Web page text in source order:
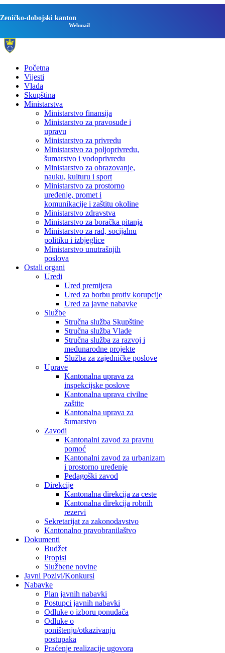
Zeničko-dobojski kanton
Webmail
Početna
Vijesti
Vlada
Skupština
Ministarstva
Ministarstvo finansija
Ministarstvo za pravosuđe i
upravu
Ministarstvo za privredu
Ministarstvo za poljoprivredu,
šumarstvo i vodoprivredu
Ministarstvo za obrazovanje,
nauku, kulturu i sport
Ministarstvo za prostorno
uređenje, promet i
komunikacije i zaštitu okoline
Ministarstvo zdravstva
Ministarstvo za boračka pitanja
Ministarstvo za rad, socijalnu
politiku i izbjeglice
Ministarstvo unutrašnjih
poslova
Ostali organi
Uredi
Ured premijera
Ured za borbu protiv korupcije
Ured za javne nabavke
Službe
Stručna služba Skupštine
Stručna služba Vlade
Stručna služba za razvoj i
međunarodne projekte
Služba za zajedničke poslove
Uprave
Kantonalna uprava za
inspekcijske poslove
Kantonalna uprava civilne
zaštite
Kantonalna uprava za
šumarstvo
Zavodi
Kantonalni zavod za pravnu
pomoć
Kantonalni zavod za urbanizam
i prostorno uređenje
Pedagoški zavod
Direkcije
Kantonalna direkcija za ceste
Kantonalna direkcija robnih
rezervi
Sekretarijat za zakonodavstvo
Kantonalno pravobranilaštvo
Dokumenti
Budžet
Propisi
Službene novine
Javni Pozivi/Konkursi
Nabavke
Plan javnih nabavki
Postupci javnih nabavki
Odluke o izboru ponuđača
Odluke o
poništenju/otkazivanju
postupaka
Praćenje realizacije ugovora